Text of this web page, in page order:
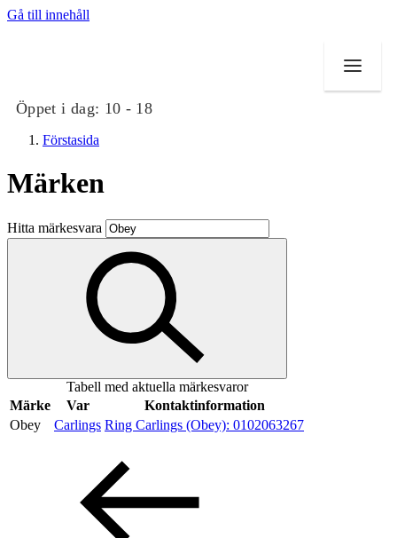
Gå till innehåll
Öppet i dag: 10 - 18
Butiker
Mat och dryck
Evenemang
Erbjudanden
Inspiration
Förstasida
Märken
Hitta märkesvara
Tabell med aktuella märkesvaror
Märke
Var
Kontaktinformation
Obey
Carlings Ring Carlings (Obey): 0102063267